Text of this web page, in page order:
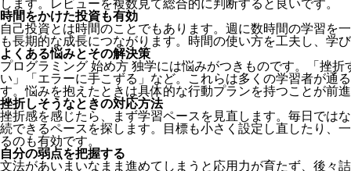
します。レビューを複数見て総合的に判断すると良いです。
時間をかけた投資も有効
自己投資とは時間のことでもあります。週に数時間の学習を
も長期的な成長につながります。時間の使い方を工夫し、学
よくある悩みとその解決策
プログラミング 始め方 独学には悩みがつきものです。「挫
い」「エラーに手こずる」など。これらは多くの学習者が通
す。悩みを抱えたときは具体的な行動プランを持つことが前
挫折しそうなときの対応方法
挫折感を感じたら、まず学習ペースを見直します。毎日では
続できるペースを探します。目標も小さく設定し直したり、
るのも有効です。
自分の弱点を把握する
文法があいまいなまま進めてしまうと応用力が育たず、後々